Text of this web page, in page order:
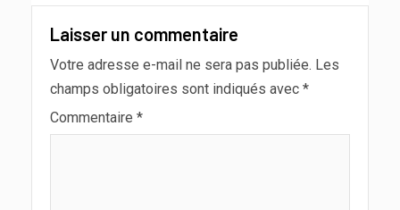
Laisser un commentaire
Votre adresse e-mail ne sera pas publiée. Les
champs obligatoires sont indiqués avec *
Commentaire *